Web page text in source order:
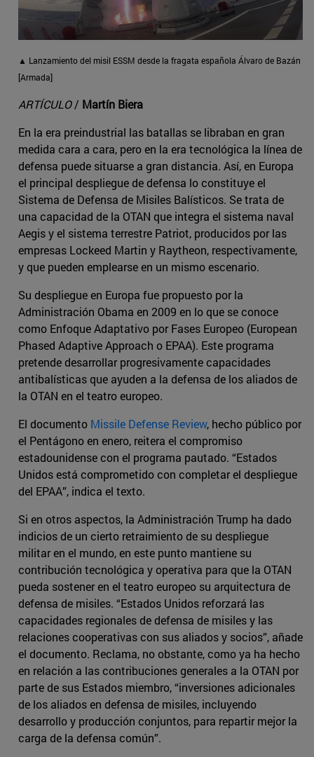
▲ Lanzamiento del misil ESSM desde la fragata española Álvaro de Bazán
[Armada]
ARTÍCULO/ Martín Biera
En la era preindustrial las batallas se libraban en gran
medida cara a cara, pero en la era tecnológica la línea de
defensa puede situarse a gran distancia. Así, en Europa
el principal despliegue de defensa lo constituye el
Sistema de Defensa de Misiles Balísticos. Se trata de
una capacidad de la OTAN que integra el sistema naval
Aegis y el sistema terrestre Patriot, producidos por las
empresas Lockeed Martin y Raytheon, respectivamente,
y que pueden emplearse en un mismo escenario.
Su despliegue en Europa fue propuesto por la
Administración Obama en 2009 en lo que se conoce
como Enfoque Adaptativo por Fases Europeo (European
Phased Adaptive Approach o EPAA). Este programa
pretende desarrollar progresivamente capacidades
antibalísticas que ayuden a la defensa de los aliados de
la OTAN en el teatro europeo.
El documento Missile Defense Review, hecho público por
el Pentágono en enero, reitera el compromiso
estadounidense con el programa pautado. “Estados
Unidos está comprometido con completar el despliegue
del EPAA”, indica el texto.
Si en otros aspectos, la Administración Trump ha dado
indicios de un cierto retraimiento de su despliegue
militar en el mundo, en este punto mantiene su
contribución tecnológica y operativa para que la OTAN
pueda sostener en el teatro europeo su arquitectura de
defensa de misiles. “Estados Unidos reforzará las
capacidades regionales de defensa de misiles y las
relaciones cooperativas con sus aliados y socios”, añade
el documento. Reclama, no obstante, como ya ha hecho
en relación a las contribuciones generales a la OTAN por
parte de sus Estados miembro, “inversiones adicionales
de los aliados en defensa de misiles, incluyendo
desarrollo y producción conjuntos, para repartir mejor la
carga de la defensa común”.